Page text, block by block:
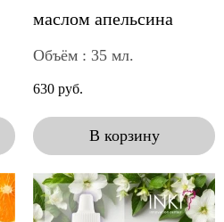
маслом апельсина
Объём : 35 мл.
630 руб.
В корзину